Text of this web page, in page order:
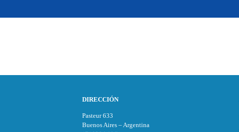
DIRECCIÓN
Pasteur 633
Buenos Aires – Argentina